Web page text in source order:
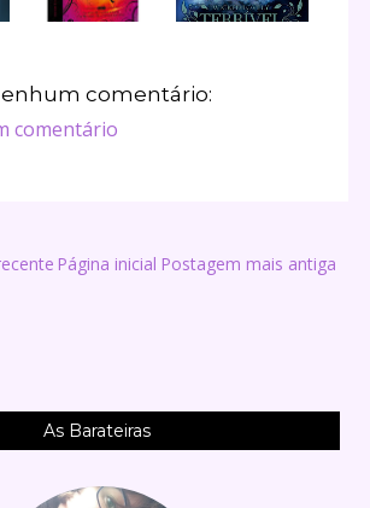
comentário:
comentário
Postagem mais antiga
Página inicial
As Barateiras